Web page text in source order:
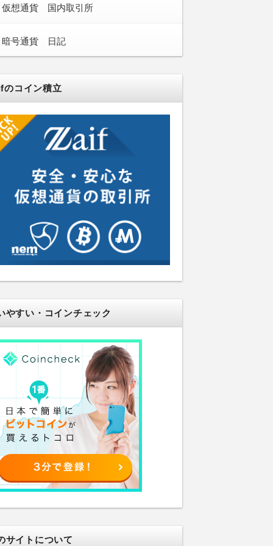
仮想通貨 国内取引所
暗号通貨 日記
のコイン積立
やすい・コインチェック
サイトについて